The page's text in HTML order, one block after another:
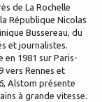
de La Rochelle
République Nicolas
Bussereau, du
et journalistes.
en 1981 sur Paris-
vers Rennes et
Alstom présente
à grande vitesse.